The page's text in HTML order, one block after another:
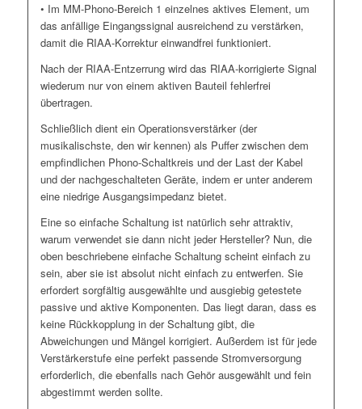
• Im MM-Phono-Bereich 1 einzelnes aktives Element, um
das anfällige Eingangssignal ausreichend zu verstärken,
damit die RIAA-Korrektur einwandfrei funktioniert.
Nach der RIAA-Entzerrung wird das RIAA-korrigierte Signal
wiederum nur von einem aktiven Bauteil fehlerfrei
übertragen.
Schließlich dient ein Operationsverstärker (der
musikalischste, den wir kennen) als Puffer zwischen dem
empfindlichen Phono-Schaltkreis und der Last der Kabel
und der nachgeschalteten Geräte, indem er unter anderem
eine niedrige Ausgangsimpedanz bietet.
Eine so einfache Schaltung ist natürlich sehr attraktiv,
warum verwendet sie dann nicht jeder Hersteller? Nun, die
oben beschriebene einfache Schaltung scheint einfach zu
sein, aber sie ist absolut nicht einfach zu entwerfen. Sie
erfordert sorgfältig ausgewählte und ausgiebig getestete
passive und aktive Komponenten. Das liegt daran, dass es
keine Rückkopplung in der Schaltung gibt, die
Abweichungen und Mängel korrigiert. Außerdem ist für jede
Verstärkerstufe eine perfekt passende Stromversorgung
erforderlich, die ebenfalls nach Gehör ausgewählt und fein
abgestimmt werden sollte.